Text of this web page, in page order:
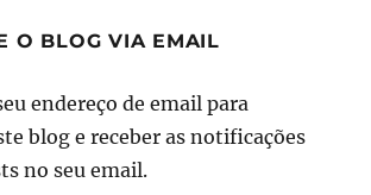
O BLOG VIA EMAIL
endereço de email para
blog e receber as notificações
no seu email.